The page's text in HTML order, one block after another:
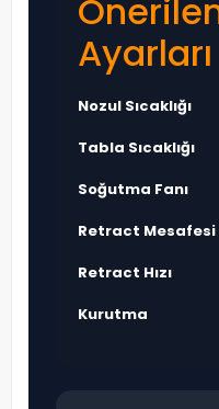
Ayarları
Nozul Sıcaklığı
Tabla Sıcaklığı
Soğutma Fanı
Retract Mesafesi
Retract Hızı
Kurutma